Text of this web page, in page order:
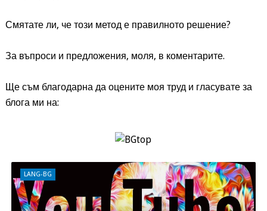
Смятате ли, че този метод е правилното решение?
За въпроси и предложения, моля, в коментарите.
Ще съм благодарна да оцените моя труд и гласувате за
блога ми на:
LANG-BG